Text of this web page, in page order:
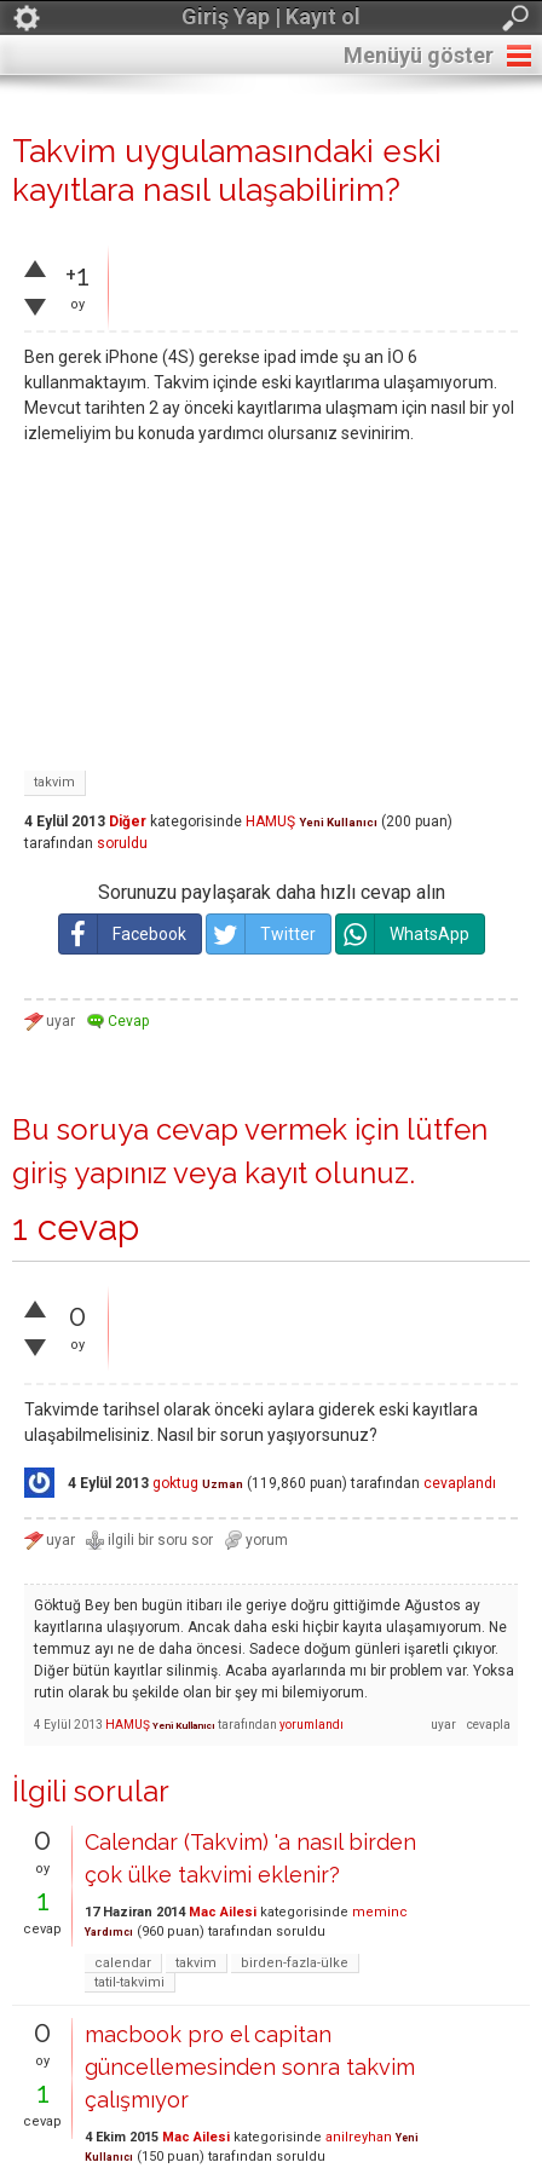
Giriş Yap | Kayıt ol
Menüyü göster
Takvim uygulamasındaki eski
kayıtlara nasıl ulaşabilirim?
+1
oy
Ben gerek iPhone (4S) gerekse ipad imde şu an İO 6
kullanmaktayım. Takvim içinde eski kayıtlarıma ulaşamıyorum.
Mevcut tarihten 2 ay önceki kayıtlarıma ulaşmam için nasıl bir yol
izlemeliyim bu konuda yardımcı olursanız sevinirim.
takvim
4 Eylül 2013 Diğer kategorisinde HAMUŞ Yeni Kullanıcı (200 puan)
tarafından soruldu
Sorunuzu paylaşarak daha hızlı cevap alın
Facebook Twitter WhatsApp
Bu soruya cevap vermek için lütfen
giriş yapınız veya kayıt olunuz.
1 cevap
0
oy
Takvimde tarihsel olarak önceki aylara giderek eski kayıtlara
ulaşabilmelisiniz. Nasıl bir sorun yaşıyorsunuz?
4 Eylül 2013 goktug Uzman (119,860 puan) tarafından cevaplandı
Göktuğ Bey ben bugün itibarı ile geriye doğru gittiğimde Ağustos ay
kayıtlarına ulaşıyorum. Ancak daha eski hiçbir kayıta ulaşamıyorum. Ne
temmuz ayı ne de daha öncesi. Sadece doğum günleri işaretli çıkıyor.
Diğer bütün kayıtlar silinmiş. Acaba ayarlarında mı bir problem var. Yoksa
rutin olarak bu şekilde olan bir şey mi bilemiyorum.
4 Eylül 2013 HAMUŞ Yeni Kullanıcı tarafından yorumlandı
İlgili sorular
0
oy
1
cevap
Calendar (Takvim) 'a nasıl birden
çok ülke takvimi eklenir?
17 Haziran 2014 Mac Ailesi kategorisinde meminc
Yardımcı (960 puan) tarafından soruldu
calendar
takvim
birden-fazla-ülke
tatil-takvimi
0
oy
1
cevap
macbook pro el capitan
güncellemesinden sonra takvim
çalışmıyor
4 Ekim 2015 Mac Ailesi kategorisinde anilreyhan Yeni
Kullanıcı (150 puan) tarafından soruldu